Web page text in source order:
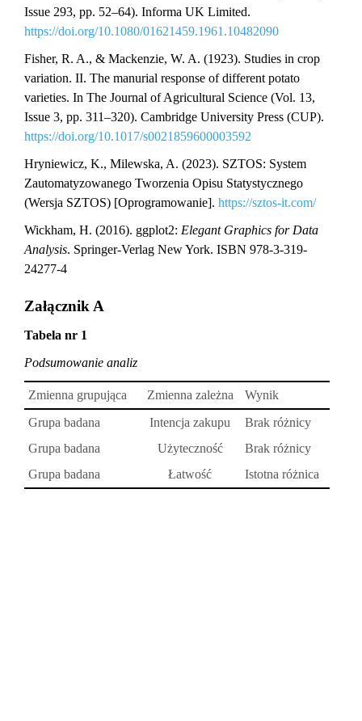
Issue 293, pp. 52–64). Informa UK Limited.
https://doi.org/10.1080/01621459.1961.10482090
Fisher, R. A., & Mackenzie, W. A. (1923). Studies in crop
variation. II. The manurial response of different potato
varieties. In The Journal of Agricultural Science (Vol. 13,
Issue 3, pp. 311–320). Cambridge University Press (CUP).
https://doi.org/10.1017/s0021859600003592
Hryniewicz, K., Milewska, A. (2023). SZTOS: System
Zautomatyzowanego Tworzenia Opisu Statystycznego
(Wersja SZTOS) [Oprogramowanie]. https://sztos-it.com/
Wickham, H. (2016). ggplot2: Elegant Graphics for Data
Analysis. Springer-Verlag New York. ISBN 978-3-319-
24277-4
Załącznik A
Tabela nr 1
Podsumowanie analiz
Zmienna grupująca Zmienna zależna
Wynik
Grupa badana
Intencja zakupu
Brak różnicy
Grupa badana
Użyteczność
Brak różnicy
Grupa badana
Łatwość Istotna różnica